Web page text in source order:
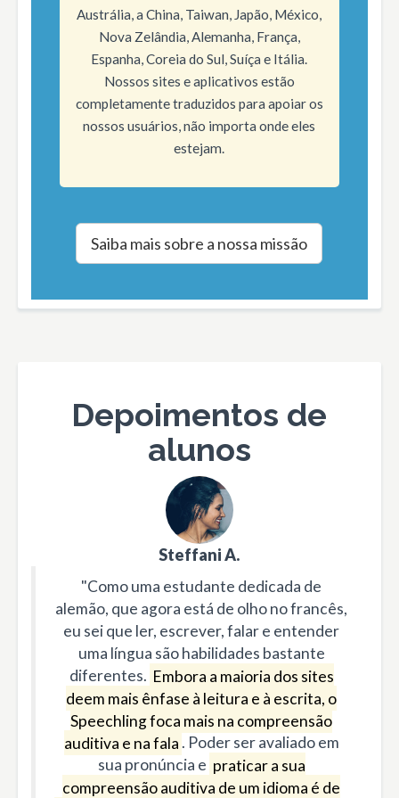
Austrália, a China, Taiwan, Japão, México,
Nova Zelândia, Alemanha, França,
Espanha, Coreia do Sul, Suíça e Itália.
Nossos sites e aplicativos estão
completamente traduzidos para apoiar os
nossos usuários, não importa onde eles
estejam.
Saiba mais sobre a nossa missão
Depoimentos de
alunos
Steffani A.
"Como uma estudante dedicada de
alemão, que agora está de olho no francês,
eu sei que ler, escrever, falar e entender
uma língua são habilidades bastante
diferentes. Embora a maioria dos sites
deem mais ênfase à leitura e à escrita, o
Speechling foca mais na compreensão
auditiva e na fala . Poder ser avaliado em
sua pronúncia e praticar a sua
compreensão auditiva de um idioma é de